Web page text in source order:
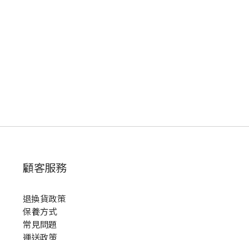
顧客服務
退換貨政策
保養方式
常見問題
運送政策